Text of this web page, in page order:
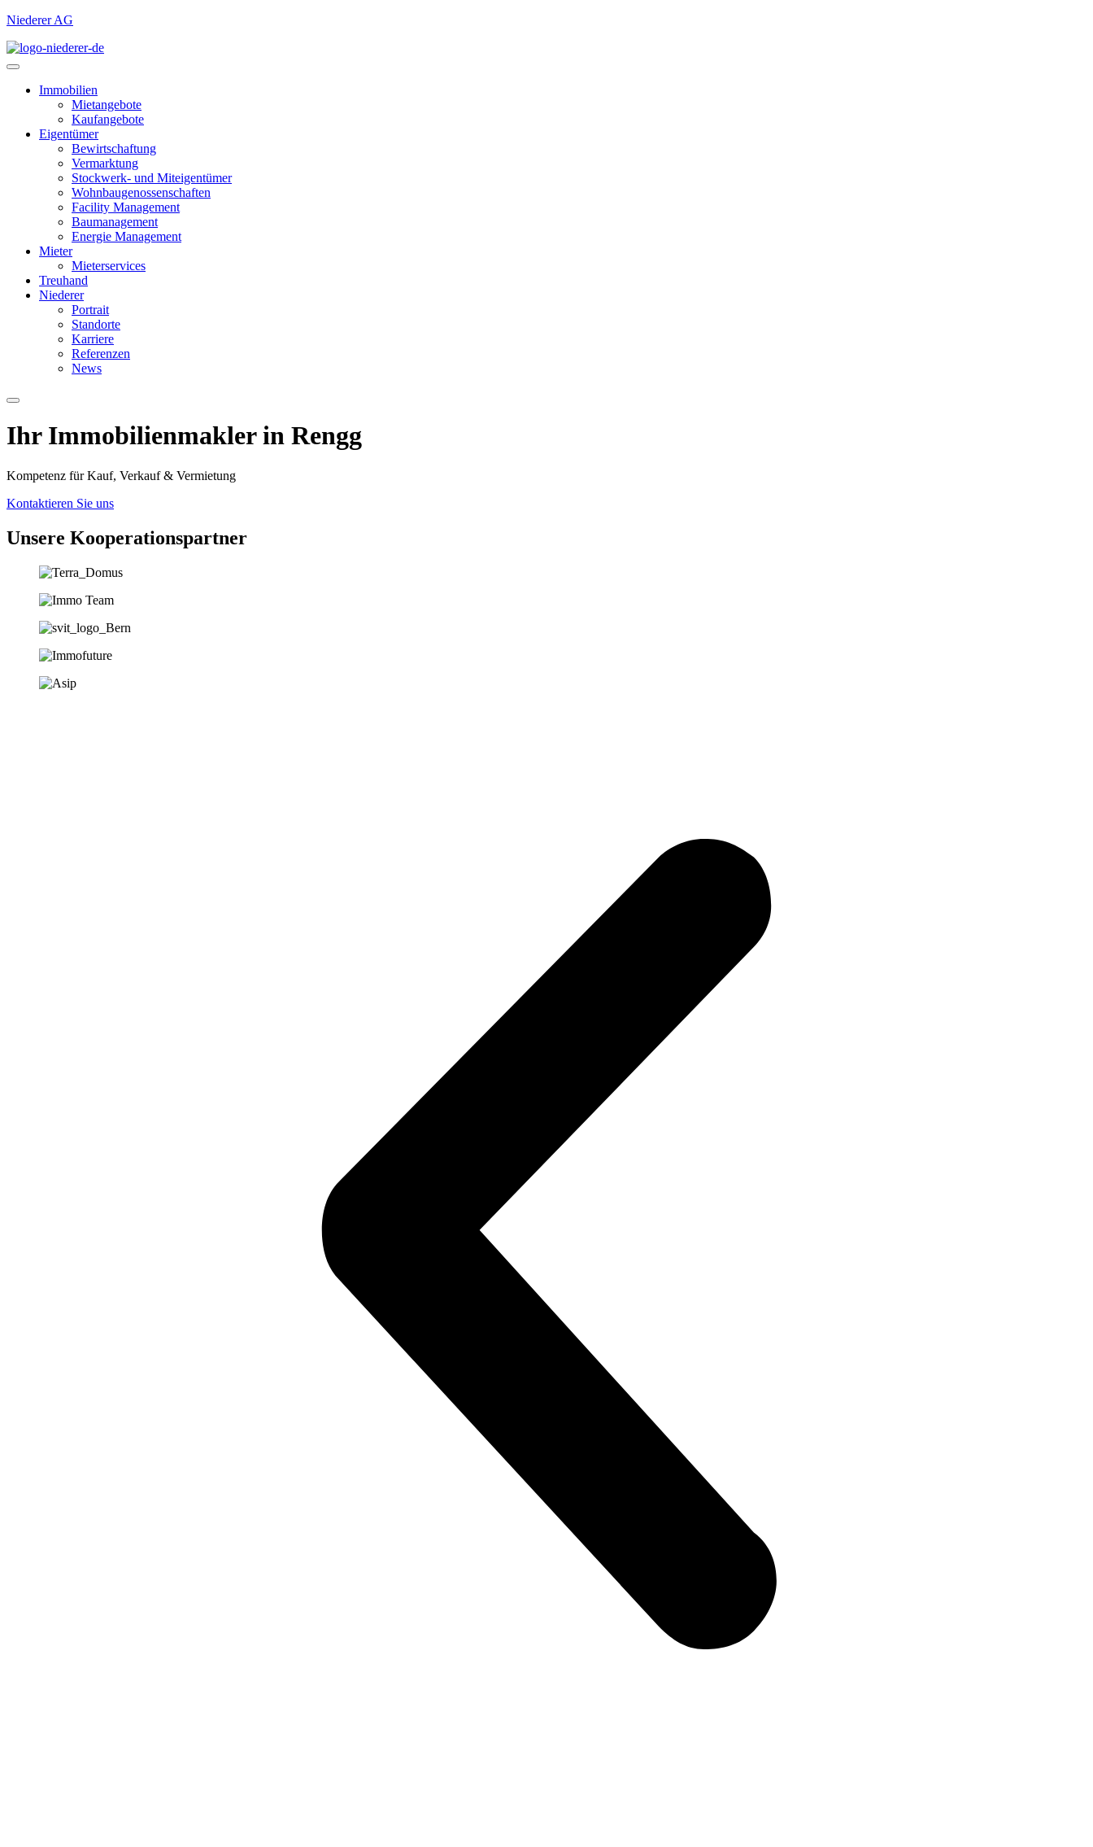
Niederer AG
Immobilien
Mietangebote
Kaufangebote
Eigentümer
Bewirtschaftung
Vermarktung
Stockwerk- und Miteigentümer
Wohnbaugenossenschaften
Facility Management
Baumanagement
Energie Management
Mieter
Mieterservices
Treuhand
Niederer
Portrait
Standorte
Karriere
Referenzen
News
Ihr Immobilien­­­makler in Rengg
Kompetenz für Kauf, Verkauf & Vermietung
Kontaktieren Sie uns
Unsere Koopera­tions­partner